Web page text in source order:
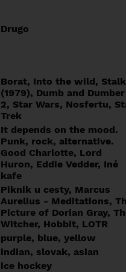
Drugo
Borat, Into the wild,
(1979), Dumb and Dumber
2, Star Wars, Nosfertu,
Trek
It depends on the mood.
Punk, rock, alternative.
Good Charlotte, Lord
Huron, Eddie Vedder, Iné
kafe
Piknik u cesty, Marcus
Aurelius - Meditations,
Picture of Dorian Gray,
Witcher, Hobbit, LOTR
purple, blue, yellow
indian, slovak, asian
ice hockey